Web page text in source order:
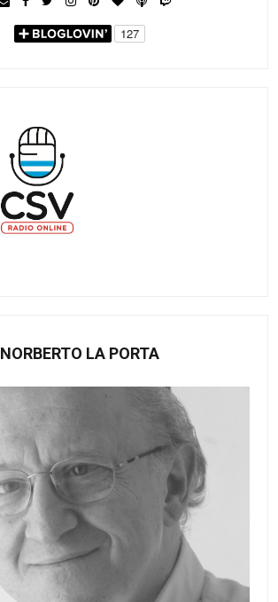
NORBERTO LA PORTA